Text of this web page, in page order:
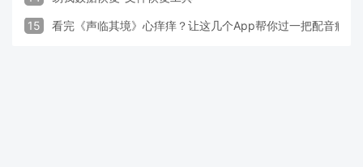
15 看完《声临其境》心痒痒？让这几个App帮你过一把配音瘾